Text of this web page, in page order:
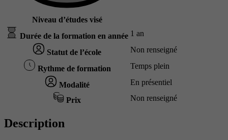
Niveau d’études visé
Durée de la formation en année 1 an
Statut de l’école Non renseigné
Rythme de formation Temps plein
Modalité En présentiel
Prix Non renseigné
Description